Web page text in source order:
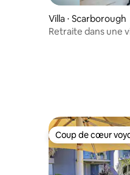
Villa ⋅ Scarborough
Retraite dans une
Coup de cœur
Coup de cœur